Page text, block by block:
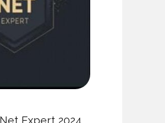
Expert 2024